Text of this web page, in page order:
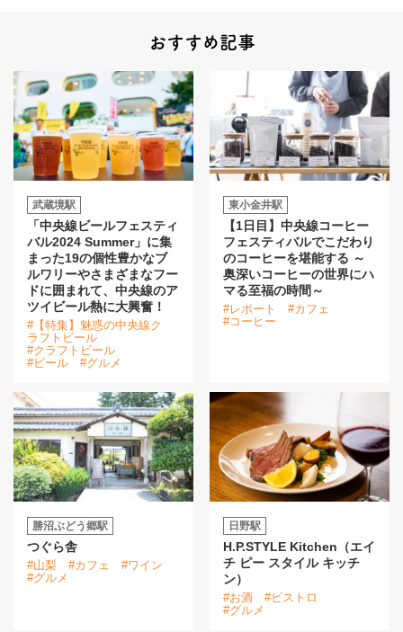
おすすめ記事
武蔵境駅
「中央線ビールフェスティ
バル2024 Summer」に集
まった19の個性豊かなブ
ルワリーやさまざまなフー
ドに囲まれて、中央線のア
ツイビール熱に大興奮！
#【特集】魅惑の中央線ク
ラフトビール
#クラフトビール
#ビール
#グルメ
東小金井駅
【1日目】中央線コーヒー
フェスティバルでこだわり
のコーヒーを堪能する ～
奥深いコーヒーの世界にハ
マる至福の時間～
#レポート
#カフェ
#コーヒー
勝沼ぶどう郷駅
つぐら舎
#山梨 #カフェ
#ワイン
#グルメ
日野駅
H.P.STYLE Kitchen（エイ
チ ピー スタイル キッチ
ン）
#お酒
#ビストロ
#グルメ